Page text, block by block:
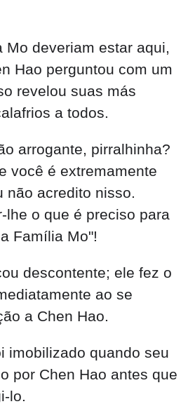
Mo deveriam estar aqui,
Hao perguntou com um
revelou suas más
a todos.
arrogante, pirralhinha?
você é extremamente
não acredito nisso.
lhe o que é preciso para
Família Mo"!
descontente; ele fez o
ao se
a Chen Hao.
imobilizado quando seu
por Chen Hao antes que
lo.